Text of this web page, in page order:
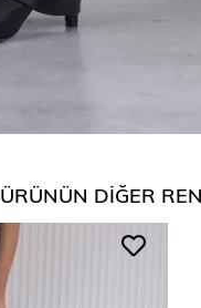
ÜRÜNÜN DIĞER